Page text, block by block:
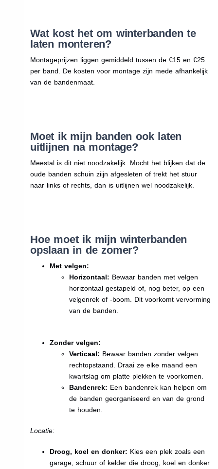
Wat kost het om winterbanden te
laten monteren?
Montageprijzen liggen gemiddeld tussen de €15 en €25
per band. De kosten voor montage zijn mede afhankelijk
van de bandenmaat.
Moet ik mijn banden ook laten
uitlijnen na montage?
Meestal is dit niet noodzakelijk. Mocht het blijken dat de
oude banden schuin ziijn afgesleten of trekt het stuur
naar links of rechts, dan is uitlijnen wel noodzakelijk.
Hoe moet ik mijn winterbanden
opslaan in de zomer?
Met velgen:
Horizontaal: Bewaar banden met velgen
horizontaal gestapeld of, nog beter, op een
velgenrek of -boom. Dit voorkomt vervorming
van de banden.
Zonder velgen:
Verticaal: Bewaar banden zonder velgen
rechtopstaand. Draai ze elke maand een
kwartslag om platte plekken te voorkomen.
Bandenrek: Een bandenrek kan helpen om
de banden georganiseerd en van de grond
te houden.
Locatie:
Droog, koel en donker: Kies een plek zoals een
garage, schuur of kelder die droog, koel en donker